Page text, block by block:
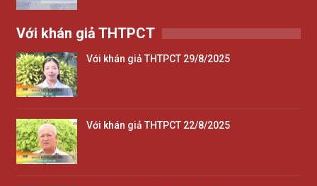
Với khán giả THTPCT
Với khán giả THTPCT 29/8/2025
Với khán giả THTPCT 22/8/2025